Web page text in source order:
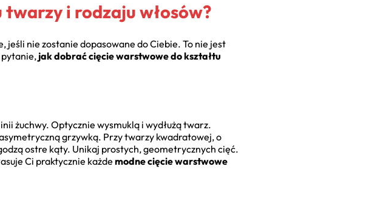
i rodzaju włosów?
nie zostanie dopasowane do Ciebie. To nie jest
pytanie, jak dobrać cięcie warstwowe do kształtu
żuchwy. Optycznie wysmuklą i wydłużą twarz.
grzywką. Przy twarzy kwadratowej, o
ostre kąty. Unikaj prostych, geometrycznych cięć.
Ci praktycznie każde modne cięcie warstwowe